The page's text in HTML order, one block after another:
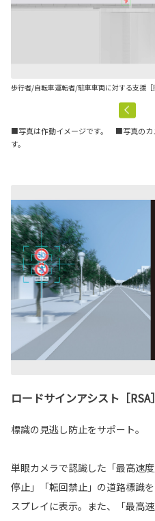
歩行者/自転車運転者/駐車車両に対する支援［
■写真は作動イメージです。 ■写真のカ
す。
ロードサインアシスト［RSA］
標識の見逃し防止をサポート。
単眼カメラで認識した「最高速
停止」「転回禁止」の道路標識
スプレイに表示。また、「最高